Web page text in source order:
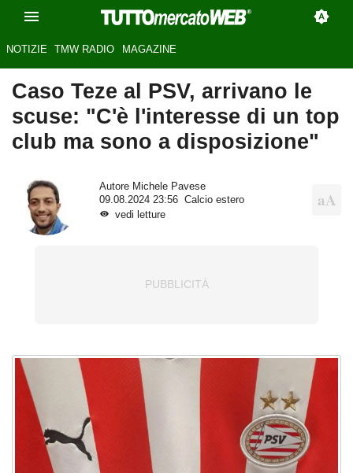
NOTIZIE TMW RADIO MAGAZINE
Caso Teze al PSV, arrivano le
scuse: "C'è l'interesse di un top
club ma sono a disposizione"
Autore Michele Pavese
09.08.2024 23:56
Calcio estero
vedi letture